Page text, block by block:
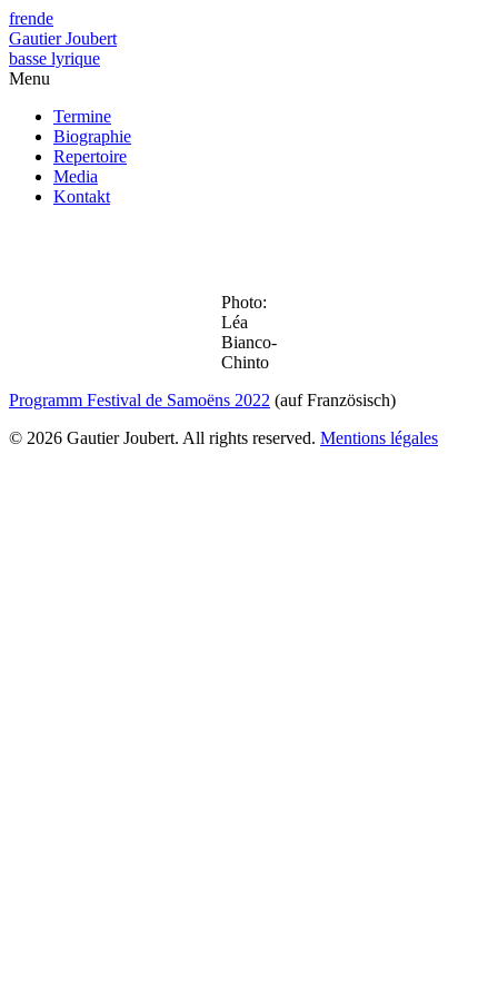
frende
Gautier Joubert
basse lyrique
Menu
Termine
Biographie
Repertoire
Media
Kontakt
Photo:
Léa
Bianco-
Chinto
Programm Festival de Samoëns 2022 (auf Französisch)
© 2026 Gautier Joubert. All rights reserved. Mentions légales